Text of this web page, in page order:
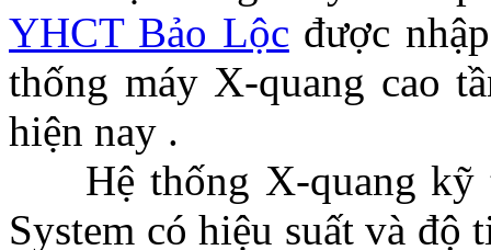
YHCT Bảo Lộc được
thống máy X-quang cao
hiện nay .
Hệ thống X-quang kỹ
System có hiệu suất và độ